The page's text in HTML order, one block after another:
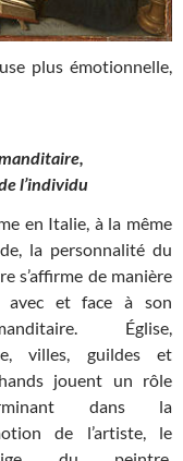
plus émotionnelle,
commanditaire,
en Italie, à la même
la personnalité du
s’affirme de manière
avec et face à son
Église,
villes, guildes et
jouent un rôle
dans la
de l’artiste, le